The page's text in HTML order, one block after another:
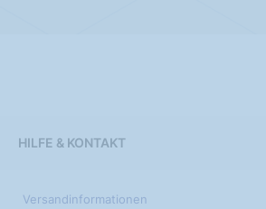
HILFE & KONTAKT
Versandinformationen